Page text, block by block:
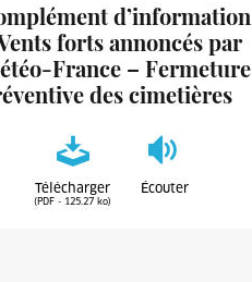
d’information
forts annoncés par
France – Fermeture
des cimetières
Télécharger
(PDF - 125.27 ko)
Écouter